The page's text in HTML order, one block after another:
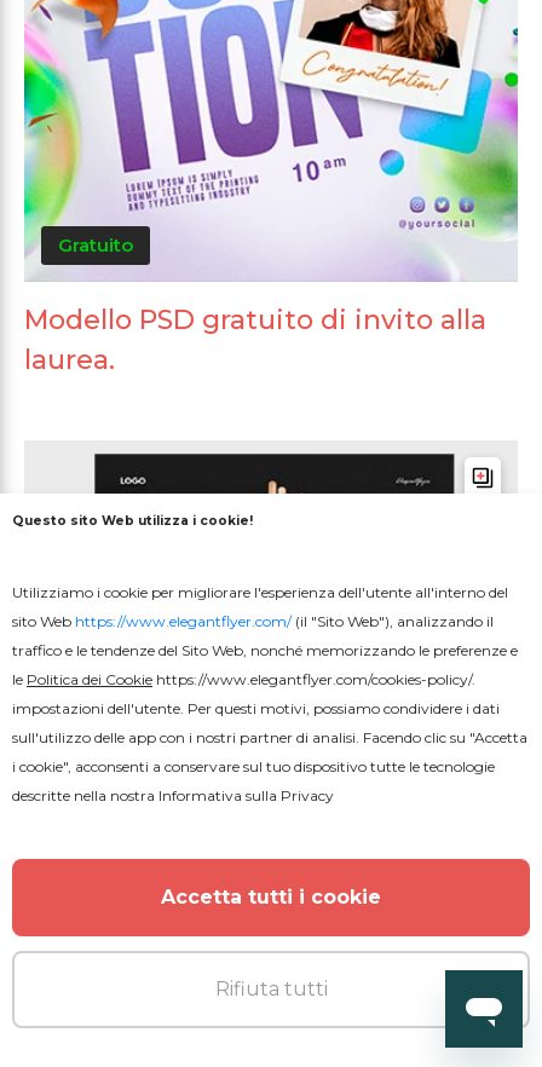
Gratuito
Modello PSD gratuito di invito alla
laurea.
Questo sito Web utilizza i cookie!
Utilizziamo i cookie per migliorare l'esperienza dell'utente all'interno del
sito Web https://www.elegantflyer.com/(il "Sito Web"), analizzando il
traffico e le tendenze del Sito Web, nonché memorizzando le preferenze e
le Politica dei Cookie https://www.elegantflyer.com/cookies-policy/.
impostazioni dell'utente. Per questi motivi, possiamo condividere i dati
sull'utilizzo delle app con i nostri partner di analisi. Facendo clic su "Accetta
i cookie", acconsenti a conservare sul tuo dispositivo tutte le tecnologie
descritte nella nostra Informativa sulla Privacy
Accetta tutti i cookie
Rifiuta tutti